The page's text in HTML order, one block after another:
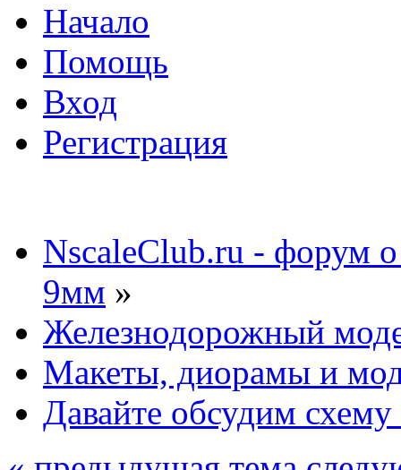
Начало
Помощь
Вход
Регистрация
NscaleClub.ru - форум
9мм »
Железнодорожный
Макеты, диорамы и
Давайте обсудим схему